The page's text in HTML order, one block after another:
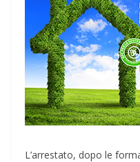
L’arrestato, dopo le